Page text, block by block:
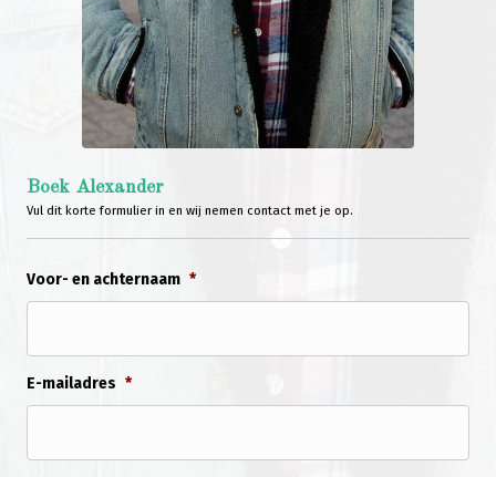
Boek Alexander
Vul dit korte formulier in en wij nemen contact met je op.
Voor- en achternaam *
E-mailadres *